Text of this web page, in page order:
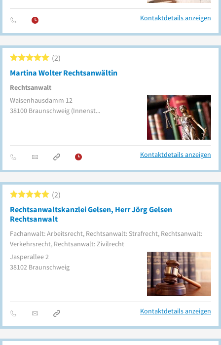
Kontaktdetails anzeigen
Martina Wolter Rechtsanwältin
Rechtsanwalt
2
Waisenhausdamm 12
38100 Braunschweig (Innenstadt)
Kontaktdetails anzeigen
Rechtsanwaltskanzlei Gelsen, Herr Jörg Gelsen
Rechtsanwalt
Fachanwalt: Arbeitsrecht, Rechtsanwalt: Strafrecht, Rechtsanwalt:
Verkehrsrecht, Rechtsanwalt: Zivilrecht
2
Jasperallee 2
38102 Braunschweig
Kontaktdetails anzeigen